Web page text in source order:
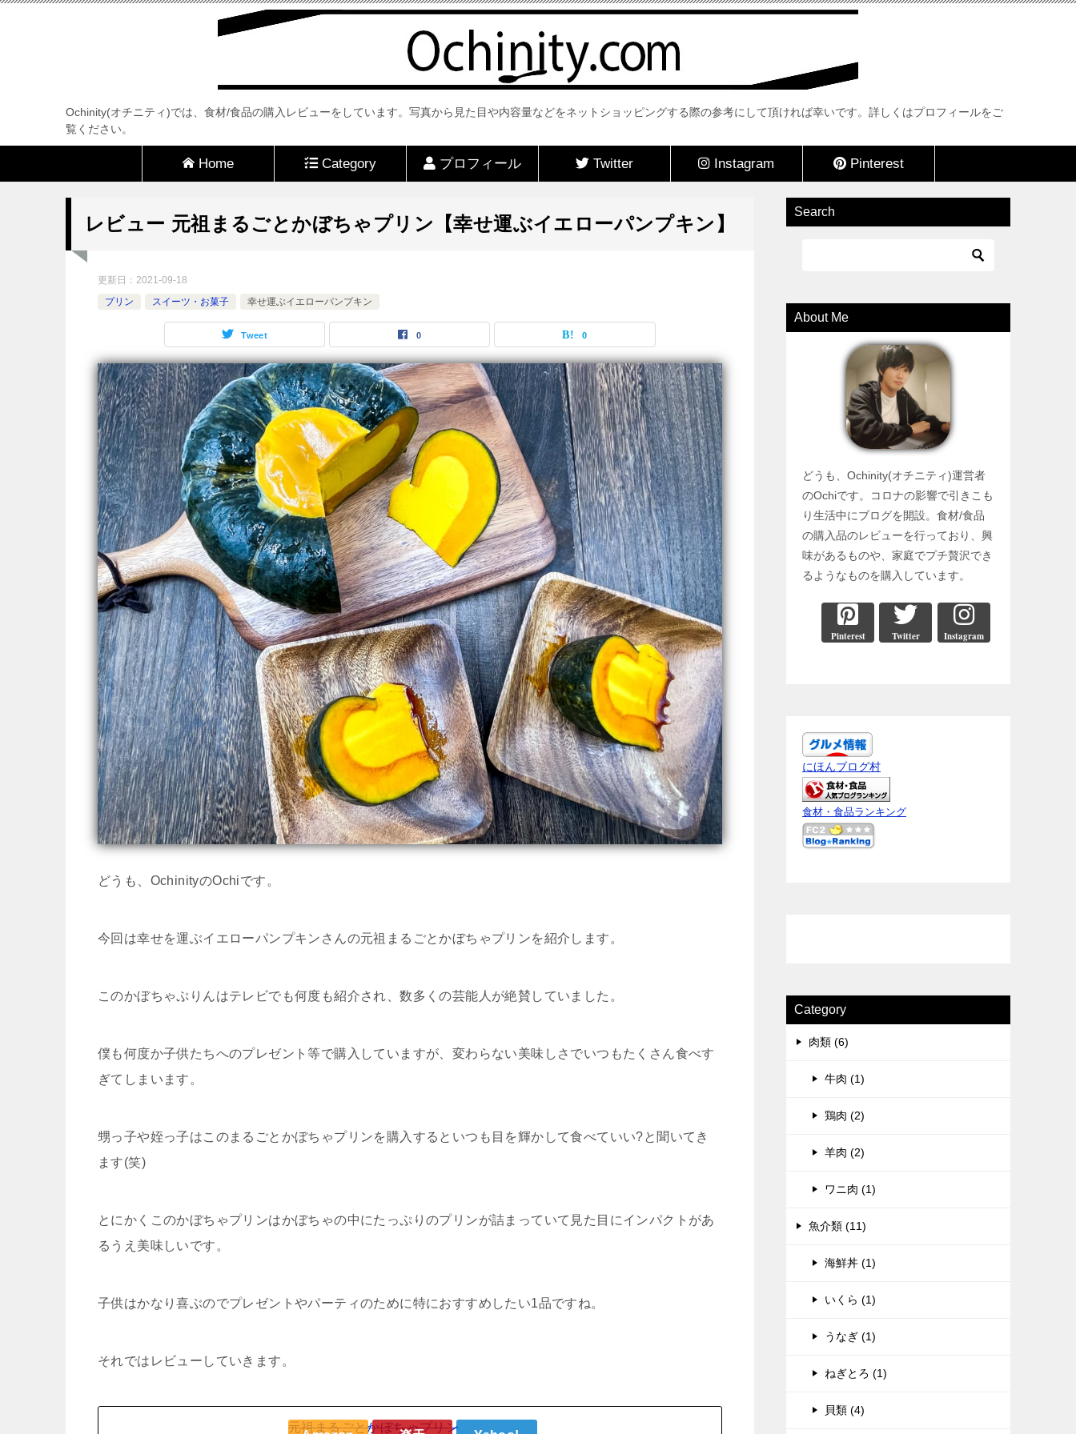
Ochinity(オチニティ)では、食材/食品の購入レビューをしています。写真から見た目や内容量などをネットショッピングする際の参考にして頂ければ幸いです。詳しくはプロフィールをご
覧ください。
Home Category プロフィール Twitter Instagram Pinterest
レビュー 元祖まるごとかぼちゃプリン【幸せ運ぶイエローパンプキン】
更新日： 2021-09-18
プリン
スイーツ・お菓子 幸せ運ぶイエローパンプキン
Tweet 0 0
どうも、OchinityのOchiです。
今回は幸せを運ぶイエローパンプキンさんの元祖まるごとかぼちゃプリンを紹介します。
このかぼちゃぷりんはテレビでも何度も紹介され、数多くの芸能人が絶賛していました。
僕も何度か子供たちへのプレゼント等で購入していますが、変わらない美味しさでいつもたくさん食べす
ぎてしまいます。
甥っ子や姪っ子はこのまるごとかぼちゃプリンを購入するといつも目を輝かして食べていい?と聞いてき
ます(笑)
とにかくこのかぼちゃプリンはかぼちゃの中にたっぷりのプリンが詰まっていて見た目にインパクトがあ
るうえ美味しいです。
子供はかなり喜ぶのでプレゼントやパーティのために特におすすめしたい1品ですね。
それではレビューしていきます。
元祖まるごとかぼちゃプリン
Search
About Me
どうも、Ochinity(オチニティ)運営者
のOchiです。コロナの影響で引きこも
り生活中にブログを開設。食材/食品
の購入品のレビューを行っており、興
味があるものや、家庭でプチ贅沢でき
るようなものを購入しています。
Pinterest Twitter Instagram
にほんブログ村
食材・食品ランキング
Category
肉類 (6)
牛肉 (1)
鶏肉 (2)
羊肉 (2)
ワニ肉 (1)
魚介類 (11)
海鮮丼 (1)
いくら (1)
うなぎ (1)
ねぎとろ (1)
貝類 (4)